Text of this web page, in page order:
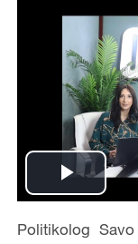
Play
Video
Politikolog